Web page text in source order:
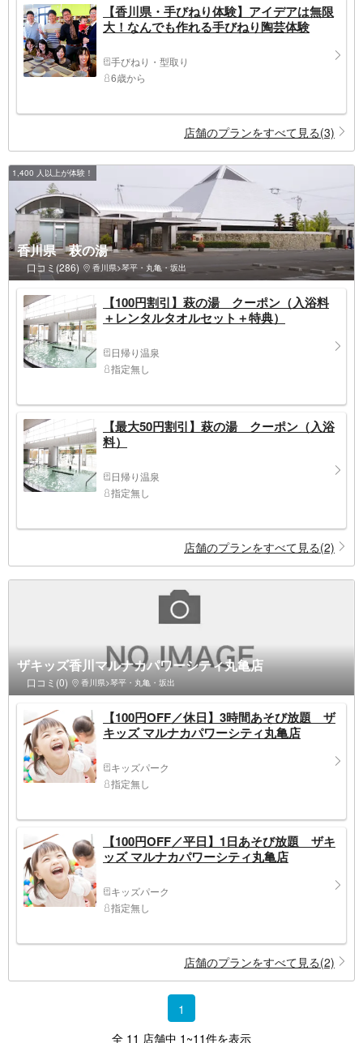
【香川県・手びねり体験】アイデアは無限
大！なんでも作れる手びねり陶芸体験
手びねり・型取り
6歳から
店舗のプランをすべて見る(3)
1,400 人以上が体験！
香川県 萩の湯
口コミ(286) 香川県>琴平・丸亀・坂出
【100円割引】萩の湯 クーポン（入浴料
＋レンタルタオルセット＋特典）
日帰り温泉
指定無し
【最大50円割引】萩の湯 クーポン（入浴
料）
日帰り温泉
指定無し
店舗のプランをすべて見る(2)
ザキッズ香川マルナカパワーシティ丸亀店
口コミ(0) 香川県>琴平・丸亀・坂出
【100円OFF／休日】3時間あそび放題 ザ
キッズ マルナカパワーシティ丸亀店
キッズパーク
指定無し
【100円OFF／平日】1日あそび放題 ザキ
ッズ マルナカパワーシティ丸亀店
キッズパーク
指定無し
店舗のプランをすべて見る(2)
1
全 11 店舗中 1~11件を表示